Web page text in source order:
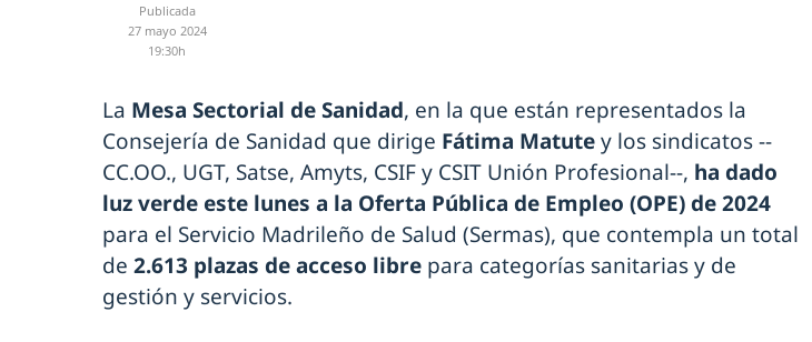
Publicada
27 mayo 2024
19:30h
La Mesa Sectorial de Sanidad, en la que están representados la
Consejería de Sanidad que dirige Fátima Matutey los sindicatos --
CC.OO., UGT, Satse, Amyts, CSIF y CSIT Unión Profesional--, ha dado
luz verde este lunes a la Oferta Pública de Empleo (OPE) de 2024
para el Servicio Madrileño de Salud (Sermas), que contempla un total
de 2.613 plazas de acceso libre para categorías sanitarias y de
gestión y servicios.